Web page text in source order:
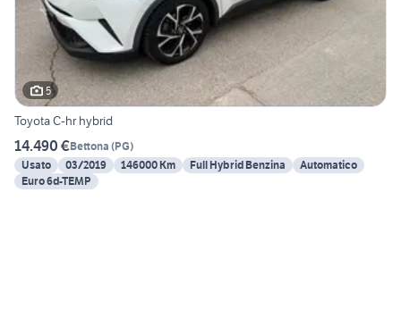
5
Toyota C-hr hybrid
14.490 €Bettona (PG)
Usato
03/2019 146000 Km Full Hybrid Benzina
Automatico
Euro 6d-TEMP